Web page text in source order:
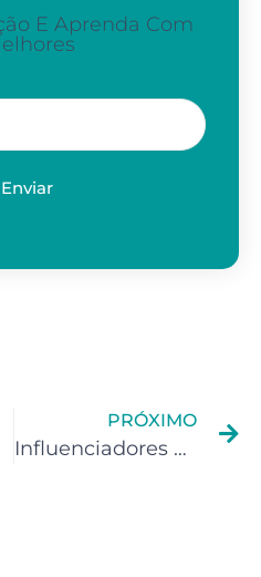
E Aprenda Com
Enviar
PRÓXIMO
Influenciadores Digitais: Pendência no CPF na Receita Federal